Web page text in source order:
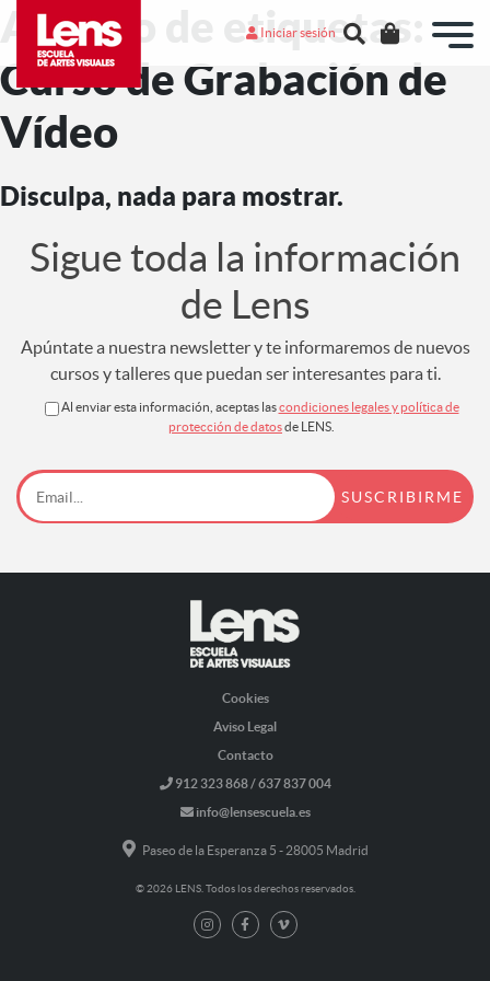
Iniciar sesión
Archivo de etiquetas:
Curso de Grabación de
Vídeo
Disculpa, nada para mostrar.
Sigue toda la información
de Lens
Apúntate a nuestra newsletter y te informaremos de nuevos
cursos y talleres que puedan ser interesantes para ti.
Al enviar esta información, aceptas lascondiciones legales y política de
protección de datosde LENS.
Cookies
Aviso Legal
Contacto
912 323 868 / 637 837 004
info@lensescuela.es
Paseo de la Esperanza 5 - 28005 Madrid
© 2026 LENS. Todos los derechos reservados.